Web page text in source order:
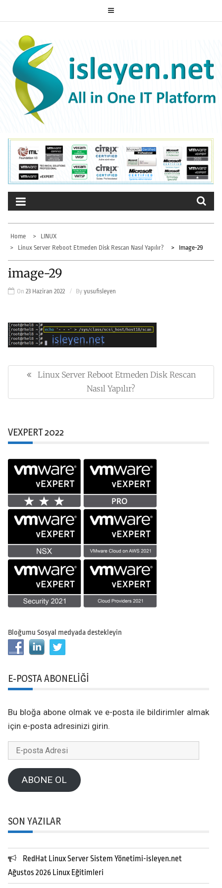
to
ISLEYEN.NET
All-in-One IT Platform
Home
LINUX
Linux Server Reboot Etmeden Disk Rescan Nasıl Yapılır?
Image-29
image-29
On 23 Haziran 2022 By yusufisleyen
gezinmesiPrevious
Linux Server Reboot Etmeden Disk Rescan
Nasıl Yapılır?
VEXPERT 2022
Bloğumu Sosyal medyada destekleyin
E-POSTA ABONELIĞI
Bu bloğa abone olmak ve e-posta ile bildirimler almak
için e-posta adresinizi girin.
posta
AdresiABONE OL
SON YAZILAR
RedHat Linux Server Sistem Yönetimi-isleyen.net
Ağustos 2026 Linux Eğitimleri